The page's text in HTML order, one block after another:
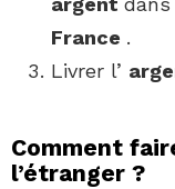
France .
Livrer l’
Comment
l’étranger ?